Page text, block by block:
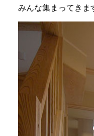
みんな集まってきま